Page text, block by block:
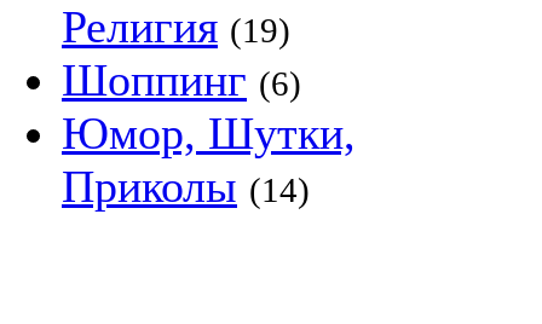
Религия (19)
Шоппинг (6)
Юмор, Шутки,
Приколы (14)